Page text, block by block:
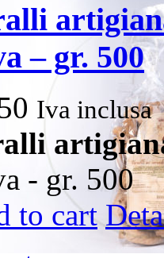
– gr. 500
Iva inclusa
- gr. 500
to cart